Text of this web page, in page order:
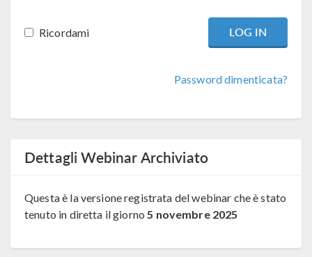
Ricordami
Password dimenticata?
Dettagli Webinar Archiviato
Questa è la versione registrata del webinar che è stato
tenuto in diretta il giorno5 novembre 2025